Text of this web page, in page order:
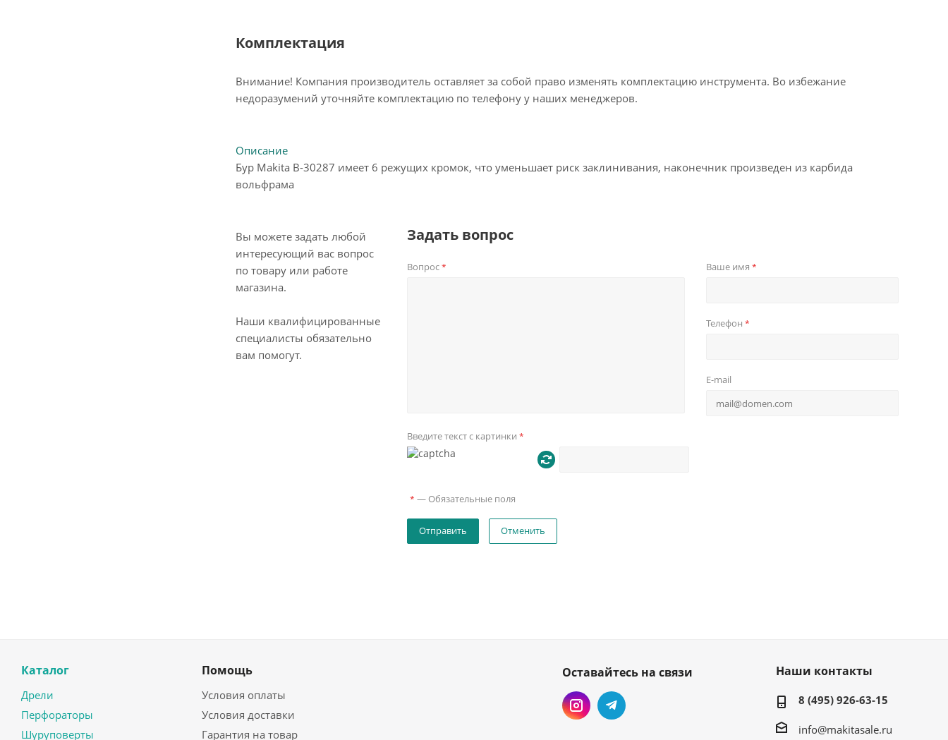
Комплектация
Внимание! Компания производитель оставляет за собой право изменять комплектацию инструмента. Во избежание
недоразумений уточняйте комплектацию по телефону у наших менеджеров.
Описание
Бур Makita B-30287 имеет 6 режущих кромок, что уменьшает риск заклинивания, наконечник произведен из карбида
вольфрама
Вы можете задать любой
интересующий вас вопрос
по товару или работе
магазина.
Наши квалифицированные
специалисты обязательно
вам помогут.
Задать вопрос
Вопрос* Ваше имя *
Телефон *
E-mail
Введите текст с картинки *
* — Обязательные поля
Отменить
Каталог
Дрели
Перфораторы
Шуруповерты
Помощь
Условия оплаты
Условия доставки
Гарантия на товар
Оставайтесь на связи Наши контакты
8 (495) 926-63-15
info@makitasale.ru